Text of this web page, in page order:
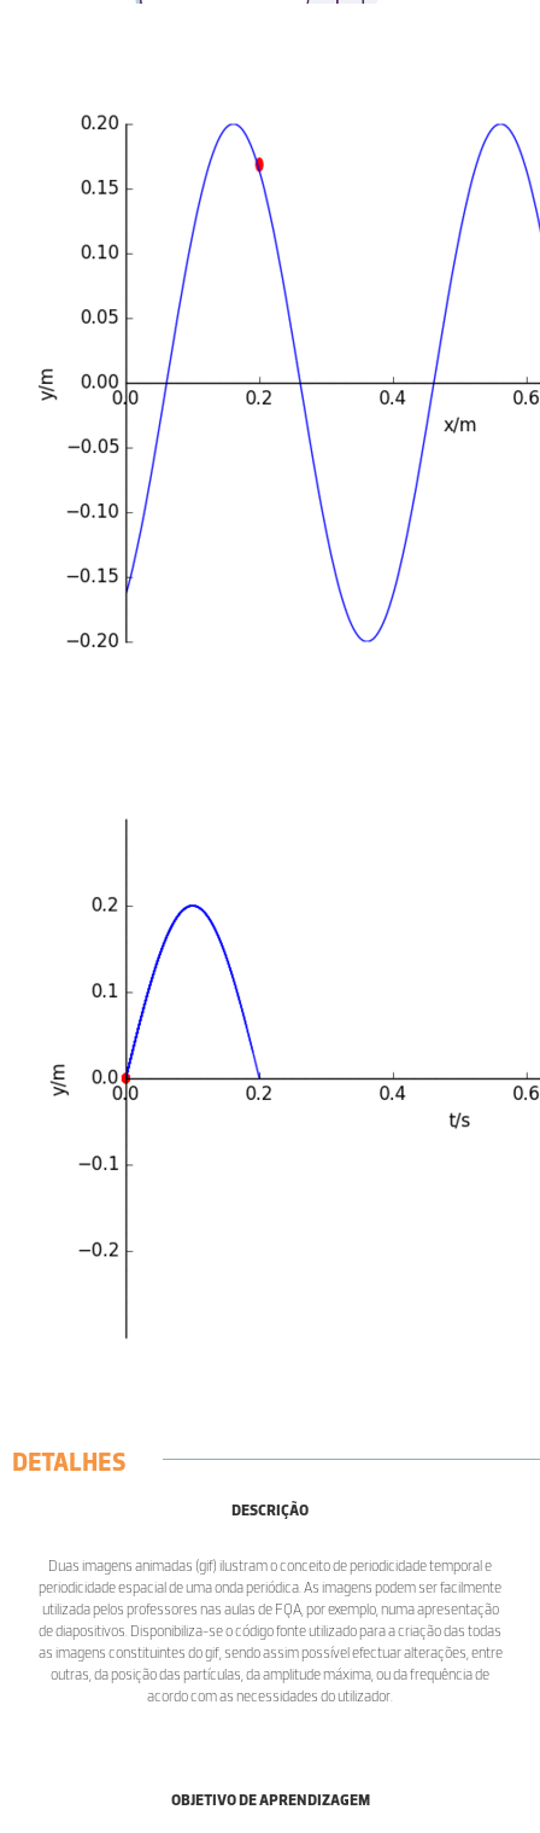
DETALHES
DESCRIÇÃO
Duas imagens animadas (gif) ilustram o conceito de periodicidade temporal e
periodicidade espacial de uma onda periódica. As imagens podem ser facilmente
utilizada pelos professores nas aulas de FQA, por exemplo, numa apresentação
de diapositivos. Disponibiliza-se o código fonte utilizado para a criação das todas
as imagens constituintes do gif, sendo assim possível efectuar alterações, entre
outras, da posição das partículas, da amplitude máxima, ou da frequência de
acordo com as necessidades do utilizador.
OBJETIVO DE APRENDIZAGEM